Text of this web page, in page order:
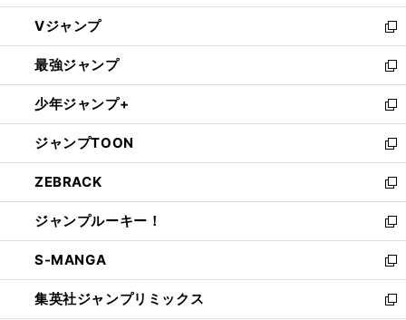
ウ
ィ
ン
ド
ウ
で
開
く
し
い
ウ
ィ
ン
ド
ウ
で
開
く
Vジャンプ
新
し
い
ウ
ィ
ン
ド
ウ
で
開
く
最強ジャンプ
新
し
い
ウ
ィ
ン
ド
ウ
で
開
く
少年ジャンプ+
新
し
い
ウ
ィ
ン
ド
ウ
で
開
く
ジャンプTOON
新
し
い
ウ
ィ
ン
ド
ウ
で
ZEBRACK
新
し
い
ウ
ィ
ン
ド
ジャンプルーキー！
新
し
い
ウ
ィ
S-MANGA
新
し
い
集英社ジャンプリミックス
新